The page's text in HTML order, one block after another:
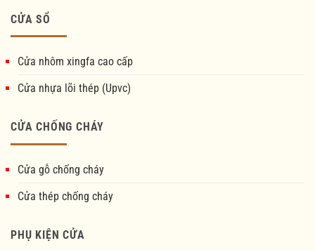
CỬA SỔ
Cửa nhôm xingfa cao cấp
Cửa nhựa lõi thép (Upvc)
CỬA CHỐNG CHÁY
Cửa gỗ chống cháy
Cửa thép chống cháy
PHỤ KIỆN CỬA